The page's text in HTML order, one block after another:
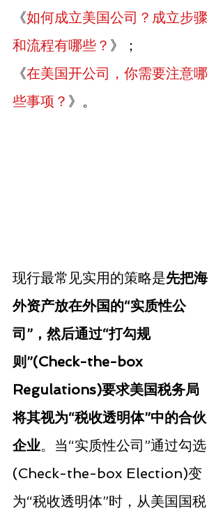
《如何成立美国公司？成立步骤
和流程有哪些？ 》；
《在美国开公司，你需要注意哪
些事项？ 》。
现行最常见实用的策略是先把海
外资产放在外国的“实质性公
司”，然后通过“打勾规
则”(Check-the-box
Regulations)要求美国税务局
将其视为“税收透明体”中的合伙
企业。当“实质性公司”通过勾选
(Check-the-box Election)变
为“税收透明体”时，从美国国税